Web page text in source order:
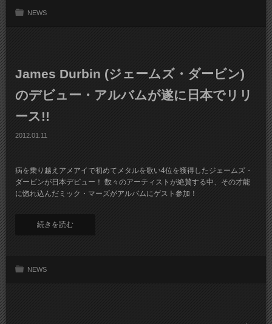
NEWS
James Durbin (ジェームズ・ダービン)
のデビュー・アルバムが遂に日本でリリ
ース!!
2012.01.11
病を乗り越えアメアイで初めてメタルを歌い4位を獲得したジェームズ・
ダービンが日本デビュー！ 数々のアーティストが絶賛する中、その才能
に惚れ込んだミック・マーズがアルバムにゲスト参加！
続きを読む
NEWS